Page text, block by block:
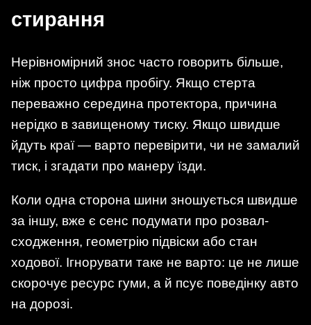
стирання
Нерівномірний знос часто говорить більше,
ніж просто цифра пробігу. Якщо стерта
переважно середина протектора, причина
нерідко в завищеному тиску. Якщо швидше
йдуть краї — варто перевірити, чи не замалий
тиск, і згадати про манеру їзди.
Коли одна сторона шини зношується швидше
за іншу, вже є сенс подумати про розвал-
сходження, геометрію підвіски або стан
ходової. Ігнорувати таке не варто: це не лише
скорочує ресурс гуми, а й псує поведінку авто
на дорозі.